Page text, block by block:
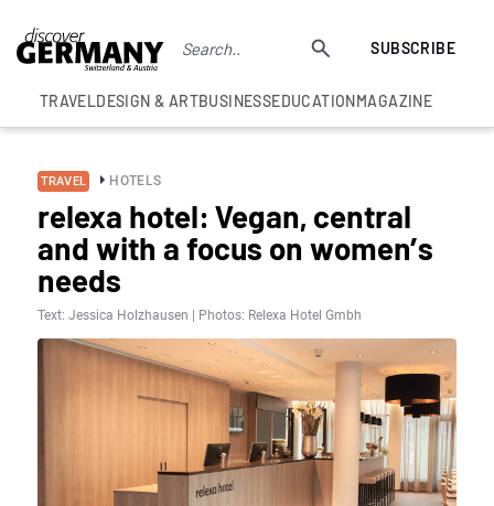
SUBSCRIBE
TRAVELDESIGN & ARTBUSINESSEDUCATIONMAGAZINE
TRAVEL HOTELS
relexa hotel: Vegan, central
and with a focus on women’s
needs
Text: Jessica Holzhausen | Photos: Relexa Hotel Gmbh